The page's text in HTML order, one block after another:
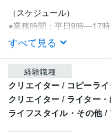
（スケジュール）
●業務時間：平日9時―17時
すべて見る
経験職種
クリエイター / コピーラ
クリエイター / ライター
ライフスタイル・その他